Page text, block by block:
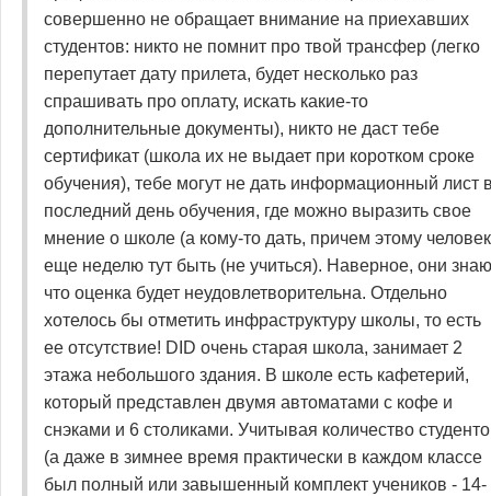
совершенно не обращает внимание на приехавших
студентов: никто не помнит про твой трансфер (легко
перепутает дату прилета, будет несколько раз
спрашивать про оплату, искать какие-то
дополнительные документы), никто не даст тебе
сертификат (школа их не выдает при коротком сроке
обучения), тебе могут не дать информационный лист
последний день обучения, где можно выразить свое
мнение о школе (а кому-то дать, причем этому
еще неделю тут быть (не учиться). Наверное, они
что оценка будет неудовлетворительна. Отдельно
хотелось бы отметить инфраструктуру школы, то есть
ее отсутствие! DID очень старая школа, занимает 2
этажа небольшого здания. В школе есть кафетерий,
который представлен двумя автоматами с кофе и
снэками и 6 столиками. Учитывая количество
(а даже в зимнее время практически в каждом классе
был полный или завышенный комплект учеников - 14-